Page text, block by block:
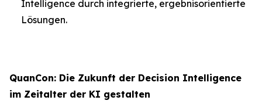
Intelligence durch integrierte, ergebnisorientierte
Lösungen.
QuanCon: Die Zukunft der Decision Intelligence
im Zeitalter der KI gestalten